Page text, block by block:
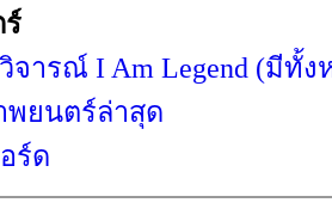
จารณ์ I Am Legend (มีทั้
ยนตร์ล่าสุด
ร์ด